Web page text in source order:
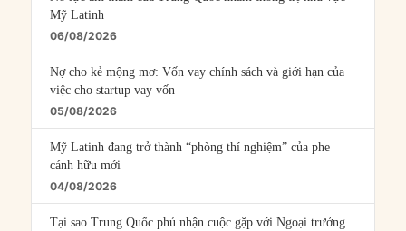
Mỹ Latinh
06/08/2026
Nợ cho kẻ mộng mơ: Vốn vay chính sách và giới hạn của
việc cho startup vay vốn
05/08/2026
Mỹ Latinh đang trở thành “phòng thí nghiệm” của phe
cánh hữu mới
04/08/2026
Tại sao Trung Quốc phủ nhận cuộc gặp với Ngoại trưởng